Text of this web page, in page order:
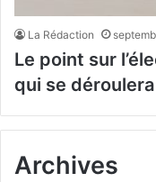
La Rédaction
Le point sur
qui se
Archives